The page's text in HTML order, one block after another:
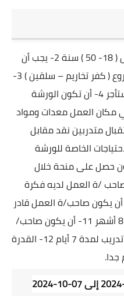
1- يجب أن يكون عمر صاحب العمل ( 18- 50 ) سنة 2- يجب أن
تكون الورشة ضمن مناطق المشروع ( كفر تخاريم – سلقين ) 3-
أن يكون صاحب العمل مالك أو مستأجر 4- أن تكون الورشة
وجود في مكان العمل معدات ومواد
لاستقبال متدربين نقد مقابل
الخاصة للورشة
8- أن لايكون حصل على منحة خلال
9- ان يكون صاحب /ة العمل لديه فكرة
مع إمكانية تطبيقها 10- أن يكون صاحب/ة العمل قادر
على الالتزام بمدة التعاقد ولمدة 8 أشهر 11- أن يكون صاحب/
ة العمل قادر على الالتزام بحضور تدريب لمدة 7 أيام 12- القدرة
يبدأ التسجيل من تاريخ 30-09-2024 إلى 07-10-2024